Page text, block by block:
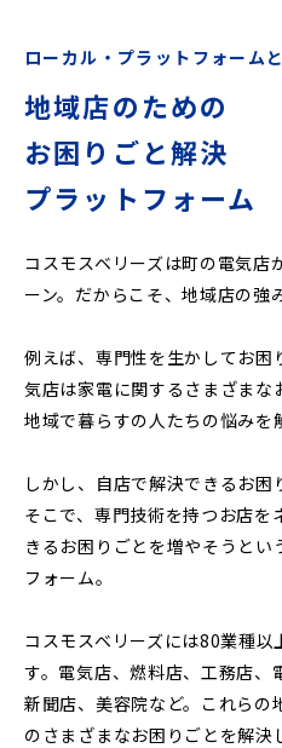
ローカル・プラットフォーム
地域店のための
お困りごと解決
プラットフォーム
コスモスベリーズは町の電気店
ーン。だからこそ、地域店の強
例えば、専門性を生かしてお
気店は家電に関するさまざまな
地域で暮らすの人たちの悩みを
しかし、自店で解決できるお困
そこで、専門技術を持つお店を
きるお困りごとを増やそうとい
フォーム。
コスモスベリーズには80業種
す。電気店、燃料店、工務店、
新聞店、美容院など。これらの
のさまざまなお困りごとを解決